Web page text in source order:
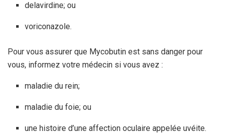
delavirdine; ou
voriconazole.
Pour vous assurer que Mycobutin est sans danger pour
vous, informez votre médecin si vous avez :
maladie du rein;
maladie du foie; ou
une histoire d’une affection oculaire appelée uvéite.